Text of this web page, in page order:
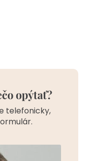
opýtať?
telefonicky,